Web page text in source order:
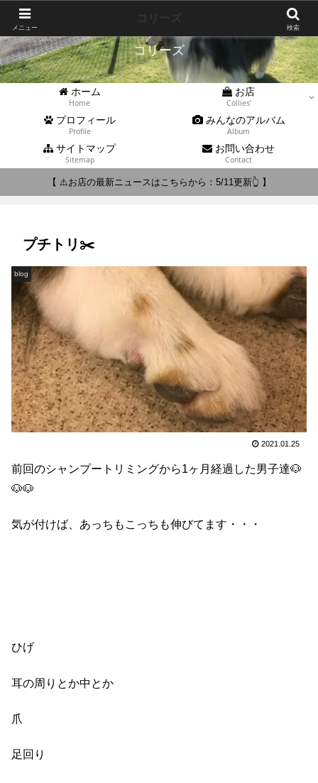
コリーズ
ホーム
Home
お店
Collies’
プロフィール
Profile
みんなのアルバム
Album
サイトマップ
Sitemap
お問い合わせ
Contact
【 ⚠️お店の最新ニュースはこちらから：5/11更新👆 】
プチトリ✂️
blog
2021.01.25
前回のシャンプートリミングから1ヶ月経過した男子達🐶
🐶🐶
気が付けば、あっちもこっちも伸びてます・・・
ひげ
耳の周りとか中とか
爪
足回り
メニュー 検索